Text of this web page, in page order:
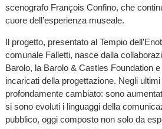
scenografo François Confino, che
cuore dell’esperienza museale.
Il progetto, presentato al Tempio
comunale Falletti, nasce dalla
Barolo, la Barolo & Castles Foundation
incaricati della progettazione. Negli
profondamente cambiato: sono
si sono evoluti i linguaggi della
pubblico, oggi composto non solo da